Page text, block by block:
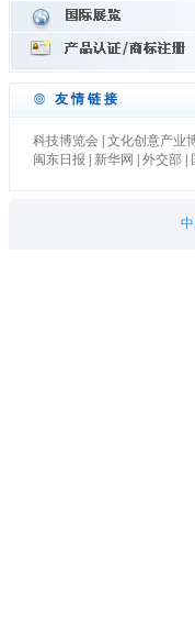
友情链接
科技博览会| 文化创意产业
闽东日报
新华网 外交部|